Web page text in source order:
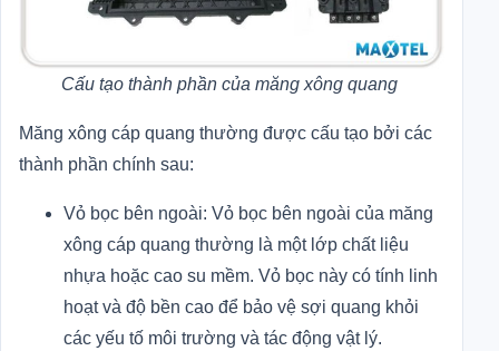
Cấu tạo thành phần của măng xông quang
Măng xông cáp quang thường được cấu tạo bởi các
thành phần chính sau:
Vỏ bọc bên ngoài: Vỏ bọc bên ngoài của măng
xông cáp quang thường là một lớp chất liệu
nhựa hoặc cao su mềm. Vỏ bọc này có tính linh
hoạt và độ bền cao để bảo vệ sợi quang khỏi
các yếu tố môi trường và tác động vật lý.